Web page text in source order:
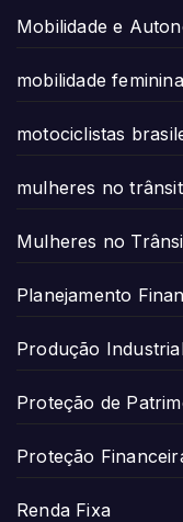
Mobilidade e
mobilidade feminina
motociclistas
mulheres no
Mulheres no
Planejamento
Produção
Proteção de
Proteção
Renda Fixa